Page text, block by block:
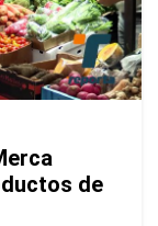
de